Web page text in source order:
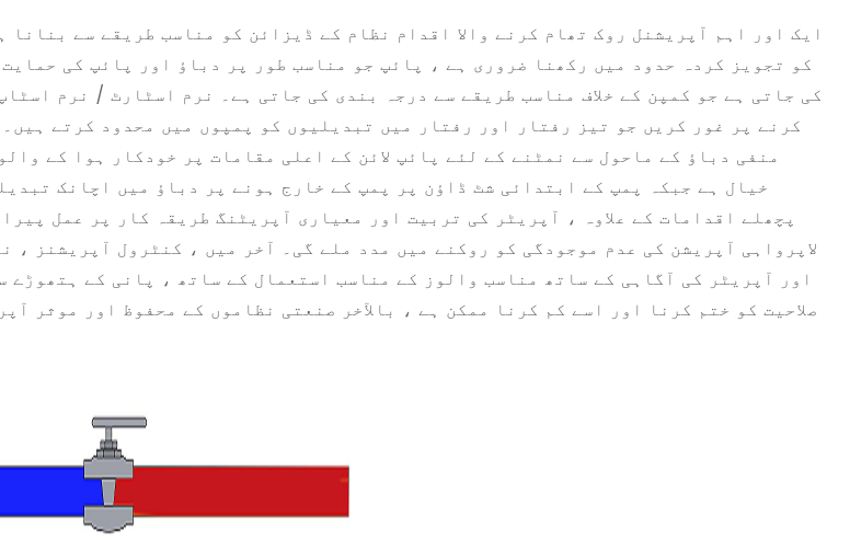
ایک اور اہم آپریشنل روک تھام کرنے والا اقدام نظام کے ڈیزائن کو مناسب طریقے سے بنانا
کو تجویز کردہ حدود میں رکھنا ضروری ہے ، پائپ جو مناسب طور پر دباؤ اور پائپ کی
کی جاتی ہے جو کمپن کے خلاف مناسب طریقے سے درجہ بندی کی جاتی ہے۔ نرم اسٹارٹ / نرم
کرنے پر غور کریں جو تیز رفتار اور رفتار میں تبدیلیوں کو پمپوں میں محدود کرتے ہیں۔
منفی دباؤ کے ماحول سے نمٹنے کے لئے پائپ لائن کے اعلی مقامات پر خودکار ہوا کے
خیال ہے جبکہ پمپ کے ابتدائی شٹ ڈاؤن پر پمپ کے خارج ہونے پر دباؤ میں اچانک
پچھلے اقدامات کے علاوہ ، آپریٹر کی تربیت اور معیاری آپریٹنگ طریقہ کار پر عمل
لاپرواہی آپریشن کی عدم موجودگی کو روکنے میں مدد ملے گی۔ آخر میں ، کنٹرول آپریشنز ،
اور آپریٹر کی آگاہی کے ساتھ مناسب والوز کے مناسب استعمال کے ساتھ ، پانی کے ہتھوڑے
صلاحیت کو ختم کرنا اور اسے کم کرنا ممکن ہے ، بالآخر صنعتی نظاموں کے محفوظ اور موثر